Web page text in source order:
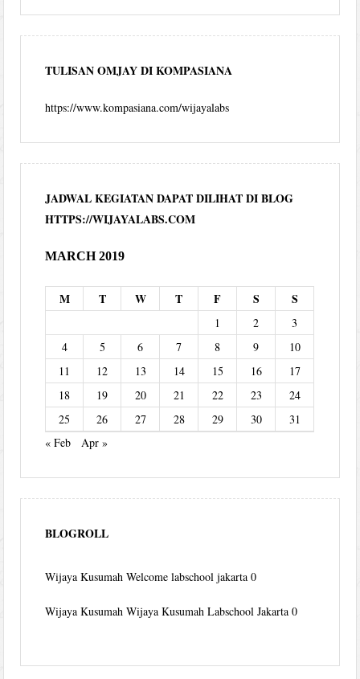
TULISAN OMJAY DI KOMPASIANA
https://www.kompasiana.com/wijayalabs
JADWAL KEGIATAN DAPAT DILIHAT DI BLOG
HTTPS://WIJAYALABS.COM
MARCH 2019
M T W T F S S
1 2
3
4
5 6 7 8 9
10
11
12 13 14 15 16
17
18
19 20 21 22 23
24
25
26 27 28 29 30
31
« Feb
Apr »
BLOGROLL
Wijaya Kusumah Welcome labschool jakarta 0
Wijaya Kusumah Wijaya Kusumah Labschool Jakarta 0